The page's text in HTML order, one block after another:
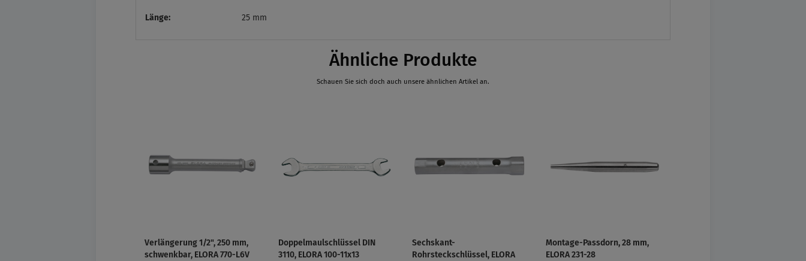
Länge: 25 mm
Ähnliche Produkte
Schauen Sie sich doch auch unsere ähnlichen Artikel an.
Verlängerung 1/2", 250 mm,
schwenkbar, ELORA 770-L6V
Doppelmaulschlüssel DIN
3110, ELORA 100-11x13
Sechskant-
Rohrsteckschlüssel, ELORA
Montage-Passdorn, 28 mm,
ELORA 231-28